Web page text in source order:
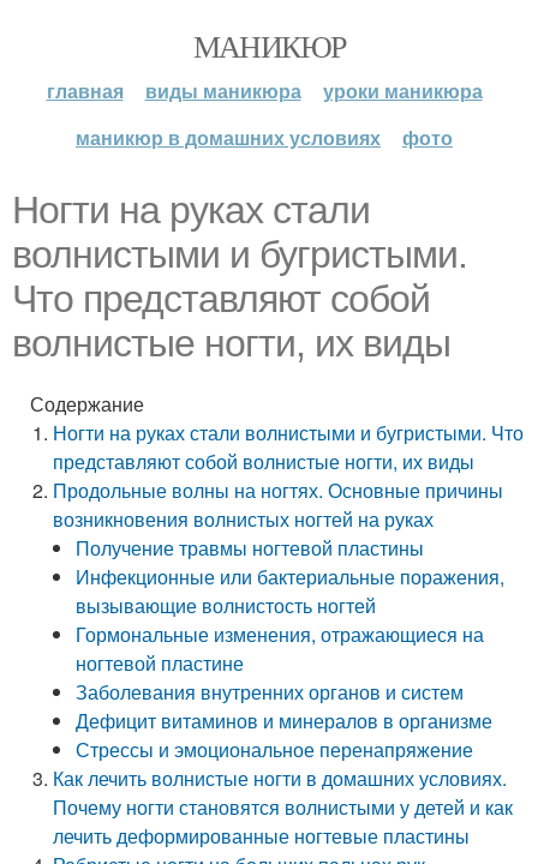
МАНИКЮР
главная виды маникюра
уроки маникюра
маникюр в домашних условиях
фото
Ногти на руках стали
волнистыми и бугристыми.
Что представляют собой
волнистые ногти, их виды
Содержание
Ногти на руках стали волнистыми и бугристыми. Что
представляют собой волнистые ногти, их виды
Продольные волны на ногтях. Основные причины
возникновения волнистых ногтей на руках
Получение травмы ногтевой пластины
Инфекционные или бактериальные поражения,
вызывающие волнистость ногтей
Гормональные изменения, отражающиеся на
ногтевой пластине
Заболевания внутренних органов и систем
Дефицит витаминов и минералов в организме
Стрессы и эмоциональное перенапряжение
Как лечить волнистые ногти в домашних условиях.
Почему ногти становятся волнистыми у детей и как
лечить деформированные ногтевые пластины